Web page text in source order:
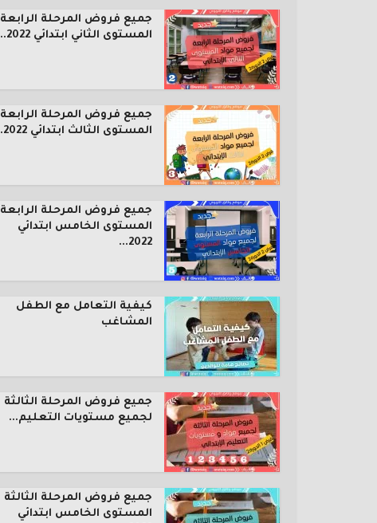
جميع فروض المرحلة الرابعة
المستوى الثاني ابتدائي 2022...
جميع فروض المرحلة الرابعة
المستوى الثالث ابتدائي 2022...
جميع فروض المرحلة الرابعة
المستوى الخامس ابتدائي
2022...
كيفية التعامل مع الطفل
المشاغب
جميع فروض المرحلة الثالثة
لجميع مستويات التعليم...
جميع فروض المرحلة الثالثة
المستوى الخامس ابتدائي